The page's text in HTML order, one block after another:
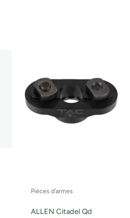
Pièces d'armes
ALLEN Citadel Qd